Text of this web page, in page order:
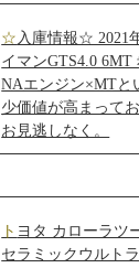
☆入庫情報☆ 2021年モデル PORSCHE 718ケ
イマンGTS4.0 6MT
NAエンジン×MTと
少価値が高まって
お見逃しなく。
トヨタ カローラツーリング／ファインラボ
セラミックウルト